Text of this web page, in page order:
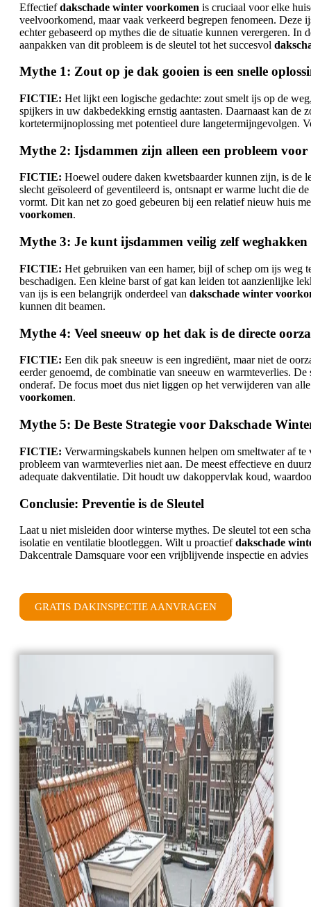
Effectiefdakschade winter voorkomen is cruciaal voor elke
veelvoorkomend, maar vaak verkeerd begrepen fenomeen. Deze
echter gebaseerd op mythes die de situatie kunnen verergeren.
aanpakken van dit probleem is de sleutel tot het succesvol
Mythe 1: Zout op je dak gooien is een snelle
FICTIE: Het lijkt een logische gedachte: zout smelt ijs op de
spijkers in uw dakbedekking ernstig aantasten. Daarnaast kan
kortetermijnoplossing met potentieel dure langetermijngevolgen.
Mythe 2: Ijsdammen zijn alleen een probleem voor
FICTIE: Hoewel oudere daken kwetsbaarder kunnen zijn, is de
slecht geïsoleerd of geventileerd is, ontsnapt er warme lucht die
vormt. Dit kan net zo goed gebeuren bij een relatief nieuw huis
voorkomen.
Mythe 3: Je kunt ijsdammen veilig zelf weghakken
FICTIE: Het gebruiken van een hamer, bijl of schep om ijs weg
beschadigen. Een kleine barst of gat kan leiden tot aanzienlijke
van ijs is een belangrijk onderdeel van dakschade winter
kunnen dit beamen.
Mythe 4: Veel sneeuw op het dak is de directe
FICTIE: Een dik pak sneeuw is een ingrediënt, maar niet de
eerder genoemd, de combinatie van sneeuw en warmteverlies.
onderaf. De focus moet dus niet liggen op het verwijderen van
voorkomen.
Mythe 5: De Beste Strategie voor Dakschade
FICTIE: Verwarmingskabels kunnen helpen om smeltwater af
probleem van warmteverlies niet aan. De meest effectieve en
adequate dakventilatie. Dit houdt uw dakoppervlak koud,
Conclusie: Preventie is de Sleutel
Laat u niet misleiden door winterse mythes. De sleutel tot een
isolatie en ventilatie blootleggen. Wilt u proactiefdakschade
Dakcentrale Damsquare voor een vrijblijvende inspectie en
GRATIS DAKINSPECTIE AANVRAGEN